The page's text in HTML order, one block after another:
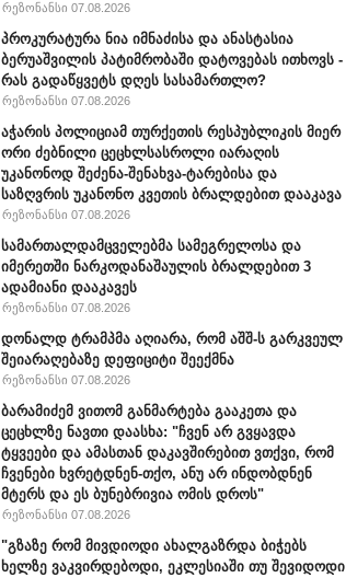
რეზონანსი 07.08.2026
პროკურატურა ნია იმნაძისა და ანასტასია
ბერუაშვილის პატიმრობაში დატოვებას ითხოვს -
რას გადაწყვეტს დღეს სასამართლო?
რეზონანსი 07.08.2026
აჭარის პოლიციამ თურქეთის რესპუბლიკის მიერ
ორი ძებნილი ცეცხლსასროლი იარაღის
უკანონოდ შეძენა-შენახვა-ტარებისა და
საზღვრის უკანონო კვეთის ბრალდებით დააკავა
რეზონანსი 07.08.2026
სამართალდამცველებმა სამეგრელოსა და
იმერეთში ნარკოდანაშაულის ბრალდებით 3
ადამიანი დააკავეს
რეზონანსი 07.08.2026
დონალდ ტრამპმა აღიარა, რომ აშშ-ს გარკვეულ
შეიარაღებაზე დეფიციტი შეექმნა
რეზონანსი 07.08.2026
ბარამიძემ ვითომ განმარტება გააკეთა და
ცეცხლზე ნავთი დაასხა: "ჩვენ არ გვყავდა
ტყვეები და ამასთან დაკავშირებით ვთქვი, რომ
ჩვენები ხვრეტდნენ-თქო, ანუ არ ინდობდნენ
მტერს და ეს ბუნებრივია ომის დროს"
რეზონანსი 07.08.2026
"გზაზე რომ მივდიოდი ახალგაზრდა ბიჭებს
ხელზე ვაკვირდებოდი, ეკლესიაში თუ შევიდოდი